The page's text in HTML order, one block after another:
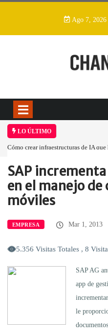
Ago 7, 2026
LO ÚLTIMO
Cómo crear infraestructuras de IA
Home Empresa
SAP
en el manejo
móviles
EMPRESA Mar 1, 2013
5.356 Visitas Totales , 8
SAP AG
app de
le